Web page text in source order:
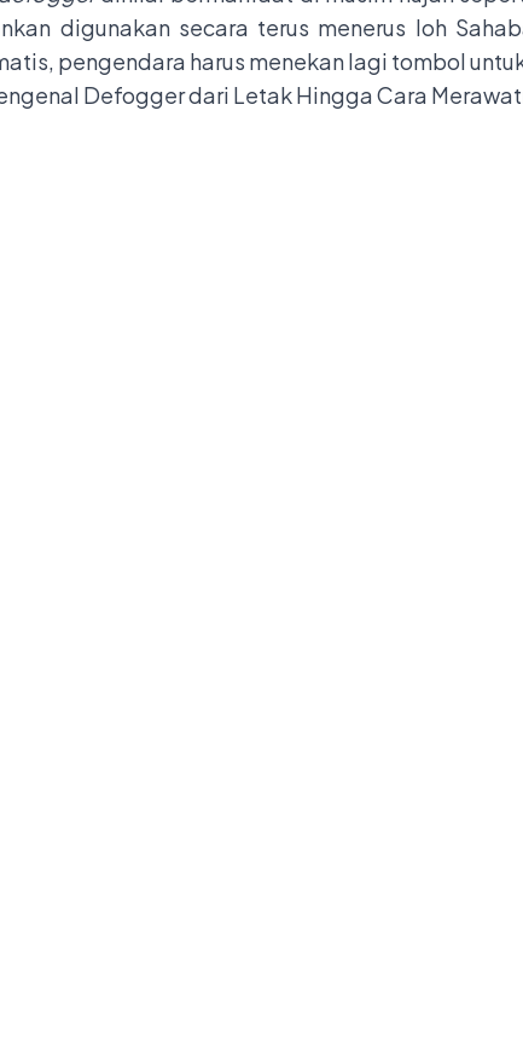
digunakan secara terus menerus loh
pengendara harus menekan lagi tombol
Defogger dari Letak Hingga Cara